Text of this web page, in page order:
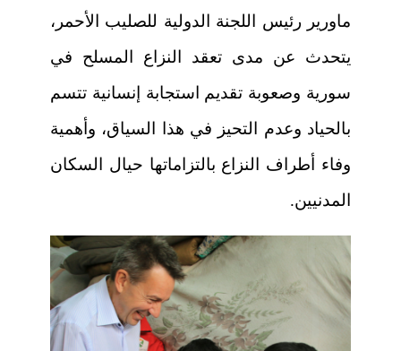
ماورير رئيس اللجنة الدولية للصليب الأحمر،
يتحدث عن مدى تعقد النزاع المسلح في
سورية وصعوبة تقديم استجابة إنسانية تتسم
بالحياد وعدم التحيز في هذا السياق، وأهمية
وفاء أطراف النزاع بالتزاماتها حيال السكان
المدنيين.